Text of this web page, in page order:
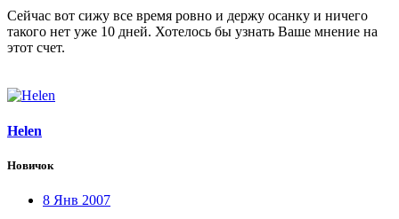
Сейчас вот сижу все время ровно и держу осанку и ничего
такого нет уже 10 дней. Хотелось бы узнать Ваше мнение на
этот счет.
Helen
Новичок
8 Янв 2007